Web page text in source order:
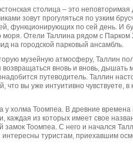
столица – это
зовут прогуляться по узким
функционирующих по сей день. И
Отели Таллина рядом с Парком
на городской парковый ансамбль.
музейную атмосферу, Таллин
вновь и вновь,
путеводитель. Таллин
что вы уже интуитивно чувствуете,
холма Тоомпеа. В древние времена
каждая из которых имеет свое
Тоомпеа. С него и начался
туристам, приехавшим